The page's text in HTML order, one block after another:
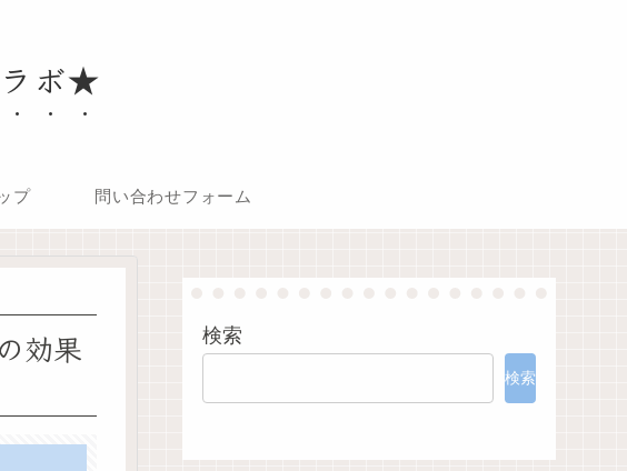
ボ★
プ 問い合わせフォーム
効果
検索
検索